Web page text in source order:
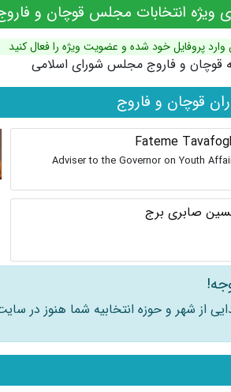
ویژه انتخابات مجلس قوچان و
پروفایل خود شده و عضویت ویژه را فعال کنید
قوچان و فاروج مجلس شورای اسلامی
قوچان و فاروج
Fateme
Adviser to the Governor on Youth
صابری برج
از شهر و حوزه انتخابیه شما هنوز در